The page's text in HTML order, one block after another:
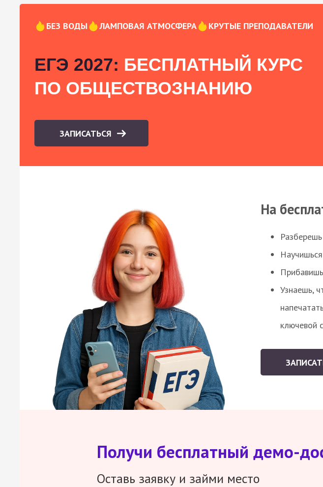
БЕЗ ВОДЫ ЛАМПОВАЯ АТМОСФЕРА КРУТЫЕ ПРЕПОДАВАТЕЛИ
ЕГЭ 2027: БЕСПЛАТНЫЙ КУРС
ПО ОБЩЕСТВОЗНАНИЮ
ЗАПИСАТЬСЯ
На
Узнаешь,
ключевой
Получи бесплатный демо-
Оставь заявку и займи место